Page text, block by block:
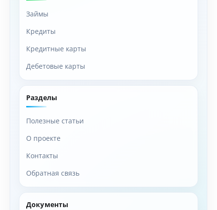
Займы
Кредиты
Кредитные карты
Дебетовые карты
Разделы
Полезные статьи
О проекте
Контакты
Обратная связь
Документы